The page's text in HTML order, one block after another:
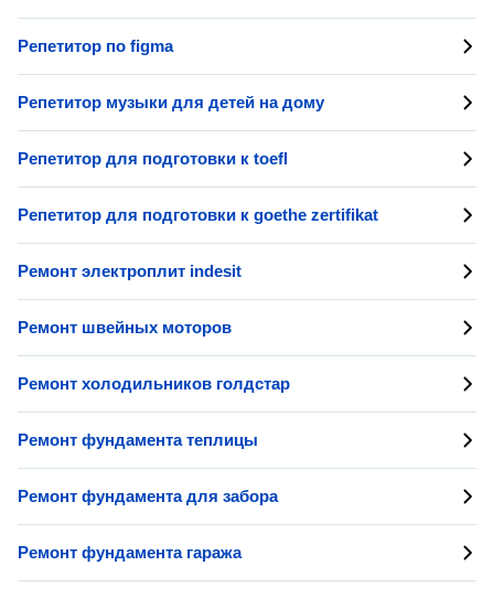
Репетитор по figma
Репетитор музыки для детей на дому
Репетитор для подготовки к toefl
Репетитор для подготовки к goethe zertifikat
Ремонт электроплит indesit
Ремонт швейных моторов
Ремонт холодильников голдстар
Ремонт фундамента теплицы
Ремонт фундамента для забора
Ремонт фундамента гаража